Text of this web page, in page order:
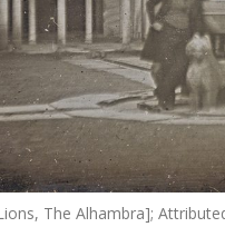
The Alhambra];